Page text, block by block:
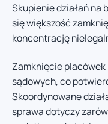
Skupienie działań na
się większość
koncentrację
Zamknięcie
sądowych, co
Skoordynowane
sprawa dotyczy